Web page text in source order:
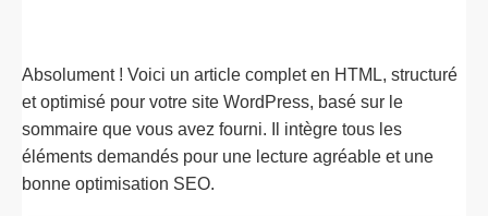
Absolument ! Voici un article complet en HTML, structuré
et optimisé pour votre site WordPress, basé sur le
sommaire que vous avez fourni. Il intègre tous les
éléments demandés pour une lecture agréable et une
bonne optimisation SEO.